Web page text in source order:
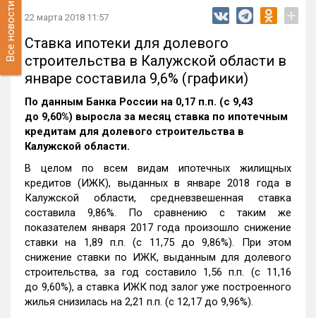
Все новости 22 марта 2018 11:57 +
Ставка ипотеки для долевого
строительства в Калужской области в
январе составила 9,6% (графики)
По данным Банка России на 0,17 п.п. (с 9,43
до 9,60%) выросла за месяц ставка по ипотечным
кредитам для долевого строительства в
Калужской области.
В целом по всем видам ипотечных жилищных
кредитов (ИЖК), выданных в январе 2018 года в
Калужской области, средневзвешенная ставка
составила 9,86%. По сравнению с таким же
показателем января 2017 года произошло снижение
ставки на 1,89 п.п. (с 11,75 до 9,86%). При этом
снижение ставки по ИЖК, выданным для долевого
строительства, за год составило 1,56 п.п. (с 11,16
до 9,60%), а ставка ИЖК под залог уже построенного
жилья снизилась на 2,21 п.п. (с 12,17 до 9,96%).